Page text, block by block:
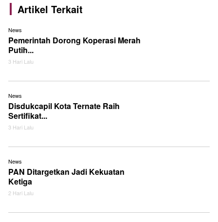
Artikel Terkait
News
Pemerintah Dorong Koperasi Merah
Putih...
3 Hari Lalu
News
Disdukcapil Kota Ternate Raih
Sertifikat...
3 Hari Lalu
News
PAN Ditargetkan Jadi Kekuatan
Ketiga
2 Hari Lalu